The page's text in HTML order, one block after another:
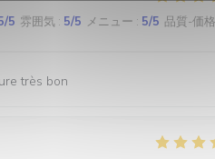
/5 雰囲気 : 5/5 メニュー : 5/5 品質-価格
très bon